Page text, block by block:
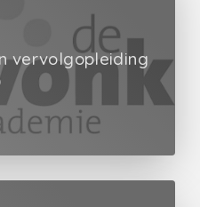
vervolgopleiding